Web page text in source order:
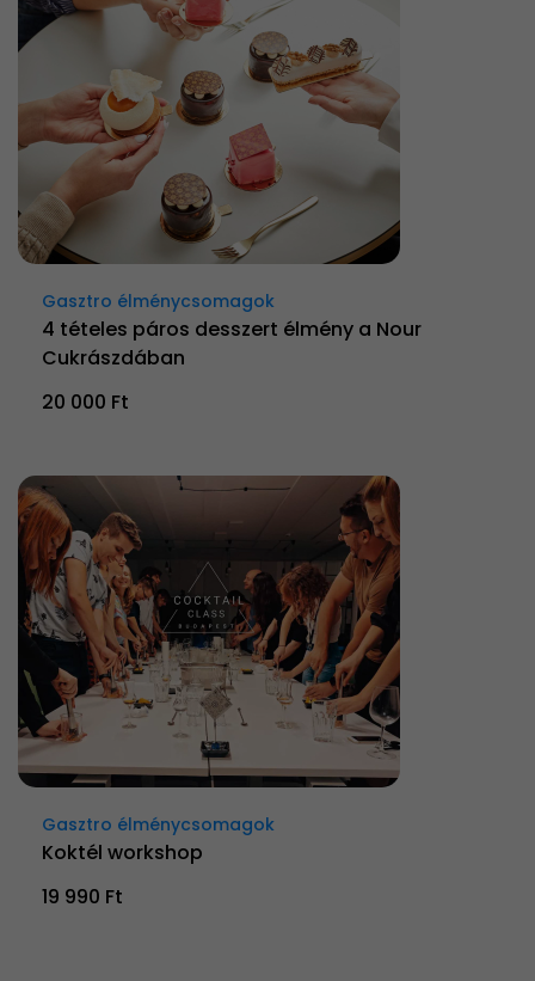
Gasztro élménycsomagok
4 tételes páros desszert élmény a Nour
Cukrászdában
20 000 Ft
Gasztro élménycsomagok
Koktél workshop
19 990 Ft